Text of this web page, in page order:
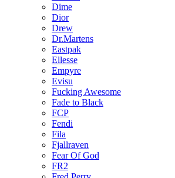
Dime
Dior
Drew
Dr.Martens
Eastpak
Ellesse
Empyre
Evisu
Fucking Awesome
Fade to Black
FCP
Fendi
Fila
Fjallraven
Fear Of God
FR2